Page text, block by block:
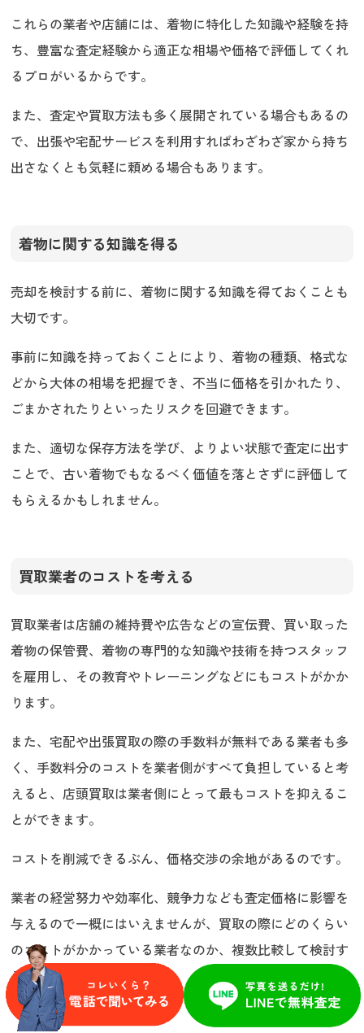
これらの業者や店舗には、着物に特化した知識や経験を持
ち、豊富な査定経験から適正な相場や価格で評価してくれ
るプロがいるからです。
また、査定や買取方法も多く展開されている場合もあるの
で、出張や宅配サービスを利用すればわざわざ家から持ち
出さなくとも気軽に頼める場合もあります。
着物に関する知識を得る
売却を検討する前に、着物に関する知識を得ておくことも
大切です。
事前に知識を持っておくことにより、着物の種類、格式な
どから大体の相場を把握でき、不当に価格を引かれたり、
ごまかされたりといったリスクを回避できます。
また、適切な保存方法を学び、よりよい状態で査定に出す
ことで、古い着物でもなるべく価値を落とさずに評価して
もらえるかもしれません。
買取業者のコストを考える
買取業者は店舗の維持費や広告などの宣伝費、買い取った
着物の保管費、着物の専門的な知識や技術を持つスタッフ
を雇用し、その教育やトレーニングなどにもコストがかか
ります。
また、宅配や出張買取の際の手数料が無料である業者も多
く、手数料分のコストを業者側がすべて負担していると考
えると、店頭買取は業者側にとって最もコストを抑えるこ
とができます。
コストを削減できるぶん、価格交渉の余地があるのです。
業者の経営努力や効率化、競争力なども査定価格に影響を
与えるので一概にはいえませんが、買取の際にどのくらい
のコストがかかっている業者なのか、複数比較して検討す
るのもよいでしょう。